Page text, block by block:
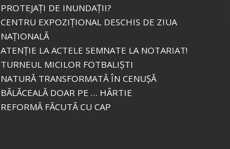
PROTEJAȚI DE INUNDAȚII?
CENTRU EXPOZIȚIONAL DESCHIS DE ZIUA
NAȚIONALĂ
ATENȚIE LA ACTELE SEMNATE LA NOTARIAT!
TURNEUL MICILOR FOTBALIȘTI
NATURĂ TRANSFORMATĂ ÎN CENUȘĂ
BĂLĂCEALĂ DOAR PE … HÂRTIE
REFORMĂ FĂCUTĂ CU CAP